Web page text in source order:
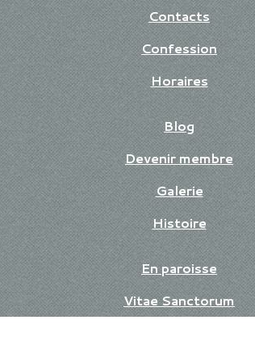
Contacts
Confession
Horaires
Blog
Devenir membre
Galerie
Histoire
En paroisse
Vitae Sanctorum